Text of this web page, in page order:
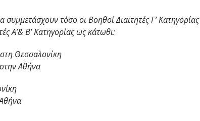
συμμετάσχουν τόσο οι Βοηθοί Διαιτητές Γ’ Κατηγορίας
Α’& Β’ Κατηγορίας ως κάτωθι:
Θεσσαλονίκη
Αθήνα